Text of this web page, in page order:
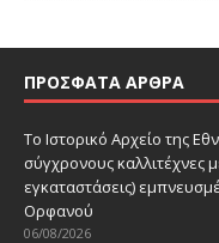
ΠΡΌΣΦΑΤΑ ΆΡΘΡΑ
Το Ιστορικό Αρχείο της
σύγχρονους καλλιτέχνες
εγκαταστάσεις)
Ορφανού
06/08/2026